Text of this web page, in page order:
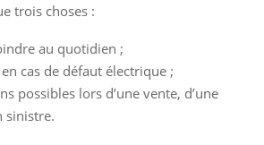
trois choses :
au quotidien ;
cas de défaut électrique ;
possibles lors d’une vente, d’une
sinistre.